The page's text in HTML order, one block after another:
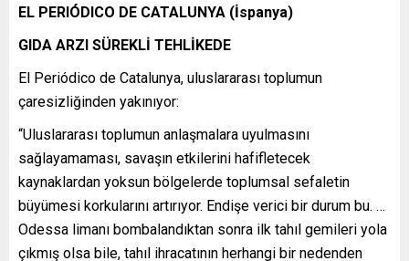
EL PERIÓDICO DE CATALUNYA (İspanya)
GIDA ARZI SÜREKLİ TEHLİKEDE
El Periódico de Catalunya, uluslararası toplumun
çaresizliğinden yakınıyor:
“Uluslararası toplumun anlaşmalara uyulmasını
sağlayamaması, savaşın etkilerini hafifletecek
kaynaklardan yoksun bölgelerde toplumsal sefaletin
büyümesi korkularını artırıyor. Endişe verici bir durum bu. …
Odessa limanı bombalandıktan sonra ilk tahıl gemileri yola
çıkmış olsa bile, tahıl ihracatının herhangi bir nedenden